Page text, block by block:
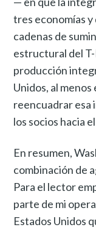
tres economías
cadenas de
estructural del
producción
Unidos, al
reencuadrar esa
los socios hacia
En resumen,
combinación de
Para el lector
parte de mi
Estados Unidos